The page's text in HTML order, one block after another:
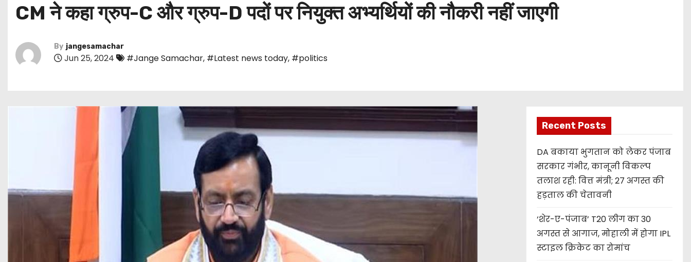
CM ने कहा ग्रुप-C और ग्रुप-D पदों पर नियुक्त अभ्यर्थियों की नौकरी नहीं जाएगी
By jangesamachar
Jun 25, 2024 #Jange Samachar, #Latest news today, #politics
Recent Posts
DA बकाया भुगतान को लेकर पंजाब
सरकार गंभीर, कानूनी विकल्प
तलाश रही: वित्त मंत्री; 27 अगस्त की
हड़ताल की चेतावनी
‘शेर-ए-पंजाब’ T20 लीग का 30
अगस्त से आगाज, मोहाली में होगा IPL
स्टाइल क्रिकेट का रोमांच